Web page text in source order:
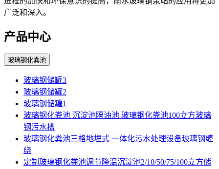
广泛和深入。
产品中心
玻璃钢化粪池
玻璃钢储罐3
玻璃钢储罐2
玻璃钢储罐1
玻璃钢化粪池 沉淀池隔油池 玻璃钢化粪池100立方玻璃
钢污水槽
玻璃钢化粪池三格地埋式 一体化污水处理设备玻璃钢缠
绕
定制玻璃钢化粪池调节降温沉淀池2/10/50/75/100立方储